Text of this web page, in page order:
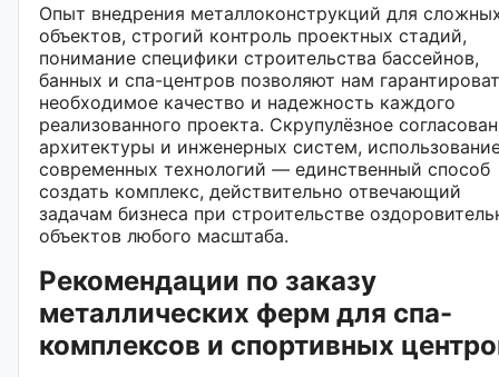
Опыт внедрения металлоконструкций для
объектов, строгий контроль проектных стадий,
понимание специфики строительства бассейнов,
банных и спа-центров позволяют нам
необходимое качество и надежность каждого
реализованного проекта. Скрупулёзное
архитектуры и инженерных систем,
современных технологий — единственный способ
создать комплекс, действительно отвечающий
задачам бизнеса при строительстве
объектов любого масштаба.
Рекомендации по заказу
металлических ферм для спа-
комплексов и спортивных